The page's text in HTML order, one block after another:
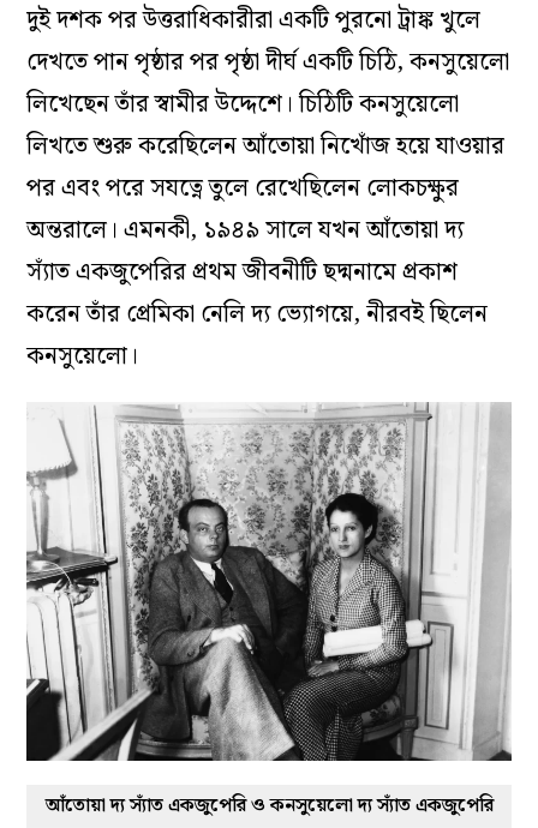
দুই দশক পর উত্তরাধিকারীরা একটি পুরনো ট্রাঙ্ক খুলে
দেখতে পান পৃষ্ঠার পর পৃষ্ঠা দীর্ঘ একটি চিঠি, কনসুয়েলো
লিখেছেন তাঁর স্বামীর উদ্দেশে। চিঠিটি কনসুয়েলো
লিখতে শুরু করেছিলেন আঁতোয়া নিখোঁজ হয়ে যাওয়ার
পর এবং পরে সযত্নে তুলে রেখেছিলেন লোকচক্ষুর
অন্তরালে। এমনকী, ১৯৪৯ সালে যখন আঁতোয়া দ্য
স্যাঁত একজুপেরির প্রথম জীবনীটি ছদ্মনামে প্রকাশ
করেন তাঁর প্রেমিকা নেলি দ্য ভ্যোগয়ে, নীরবই ছিলেন
কনসুয়েলো।
আঁতোয়া দ্য স্যাঁত একজুপেরি ও কনসুয়েলো দ্য স্যাঁত একজুপেরি